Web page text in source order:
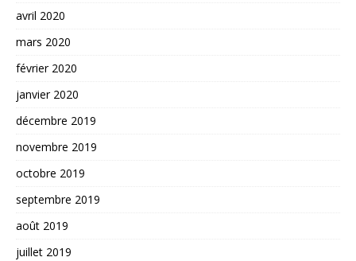
avril 2020
mars 2020
février 2020
janvier 2020
décembre 2019
novembre 2019
octobre 2019
septembre 2019
août 2019
juillet 2019